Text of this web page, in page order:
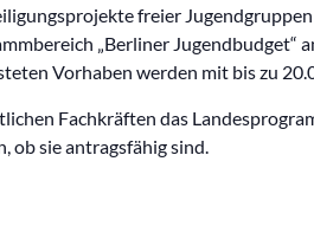
freier
„Berliner
Vorhaben werden mit bis zu
Fachkräften das
ob sie antragsfähig sind.